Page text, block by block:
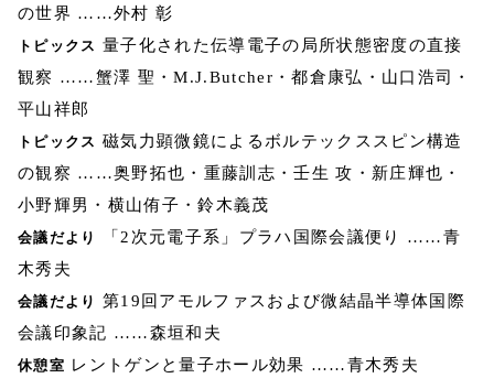
の世界 ……外村 彰
トピックス 量子化された伝導電子の局所状態密度の直接
観察 ……蟹澤 聖・M.J.Butcher・都倉康弘・山口浩司・
平山祥郎
トピックス 磁気力顕微鏡によるボルテックススピン構造
の観察 ……奥野拓也・重藤訓志・壬生 攻・新庄輝也・
小野輝男・横山侑子・鈴木義茂
会議だより
「2次元電子系」プラハ国際会議便り ……青
木秀夫
会議だより 第19回アモルファスおよび微結晶半導体国際
会議印象記 ……森垣和夫
休憩室 レントゲンと量子ホール効果 ……青木秀夫